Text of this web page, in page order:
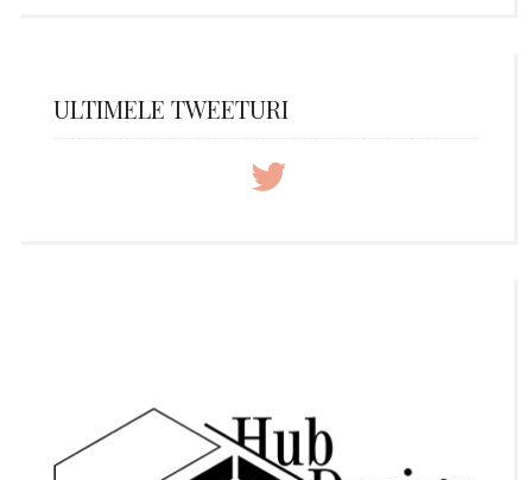
ULTIMELE TWEETURI